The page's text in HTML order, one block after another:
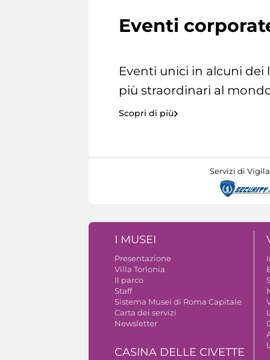
Eventi
Eventi unici in alcuni dei
più straordinari al
Scopri di più
Servizi di
I MUSEI
Presentazione
Villa Torlonia
Il parco
Staff
Sistema Musei di Roma Capitale
Carta dei servizi
Newsletter
CASINA DELLE CIVETTE